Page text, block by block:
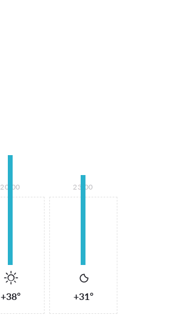
20:00
+38°
23:00
+31°